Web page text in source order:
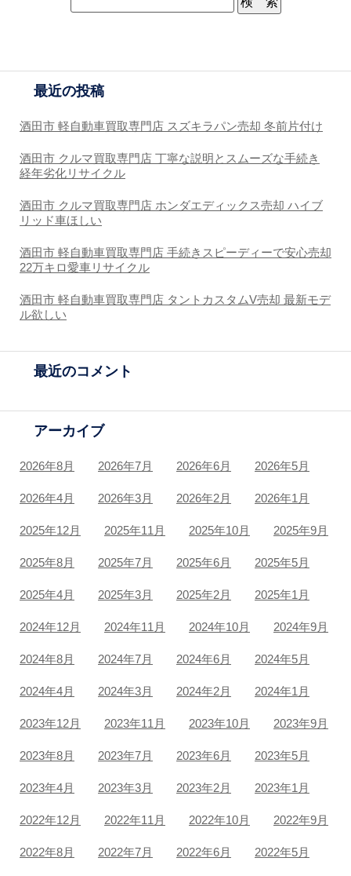
最近の投稿
酒田市 軽自動車買取専門店 スズキラパン売却 冬前片付け
酒田市 クルマ買取専門店 丁寧な説明とスムーズな手続き
経年劣化リサイクル
酒田市 クルマ買取専門店 ホンダエディックス売却 ハイブ
リッド車ほしい
酒田市 軽自動車買取専門店 手続きスピーディーで安心売却
22万キロ愛車リサイクル
酒田市 軽自動車買取専門店 タントカスタムV売却 最新モデ
ル欲しい
最近のコメント
アーカイブ
2026年8月 2026年7月 2026年6月 2026年5月
2026年4月 2026年3月 2026年2月 2026年1月
2025年12月 2025年11月 2025年10月 2025年9月
2025年8月 2025年7月 2025年6月 2025年5月
2025年4月 2025年3月 2025年2月 2025年1月
2024年12月 2024年11月 2024年10月 2024年9月
2024年8月 2024年7月 2024年6月 2024年5月
2024年4月 2024年3月 2024年2月 2024年1月
2023年12月 2023年11月 2023年10月 2023年9月
2023年8月 2023年7月 2023年6月 2023年5月
2023年4月 2023年3月 2023年2月 2023年1月
2022年12月 2022年11月 2022年10月 2022年9月
2022年8月 2022年7月 2022年6月 2022年5月